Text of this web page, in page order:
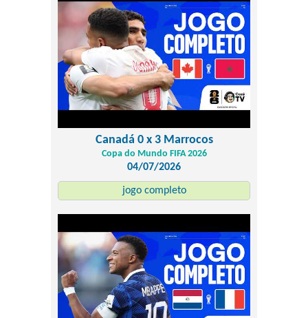
Canadá 0 x 3 Marrocos
Copa do Mundo FIFA 2026
04/07/2026
jogo completo